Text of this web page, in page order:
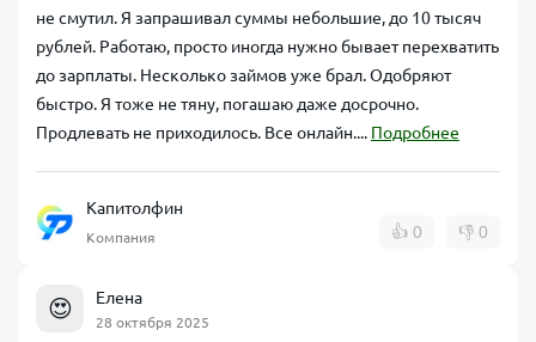
не смутил. Я запрашивал суммы небольшие, до 10 тысяч
рублей. Работаю, просто иногда нужно бывает перехватить
до зарплаты. Несколько займов уже брал. Одобряют
быстро. Я тоже не тяну, погашаю даже досрочно.
Продлевать не приходилось. Все онлайн.... Подробнее
Капитолфин
Компания 👍 0 👎 0
😍 Елена
28 октября 2025